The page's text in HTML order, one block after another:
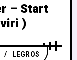
– Start
)
LEGROS